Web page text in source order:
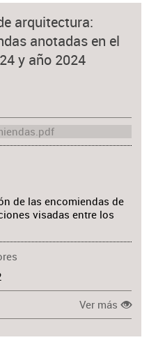
Autor
Colaborador
Materia
arquitectura:
anotadas en el
y año 2024
de las encomiendas de
visadas entre los
Ver más